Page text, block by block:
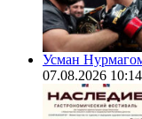
Усман
07.08.2026 10:14